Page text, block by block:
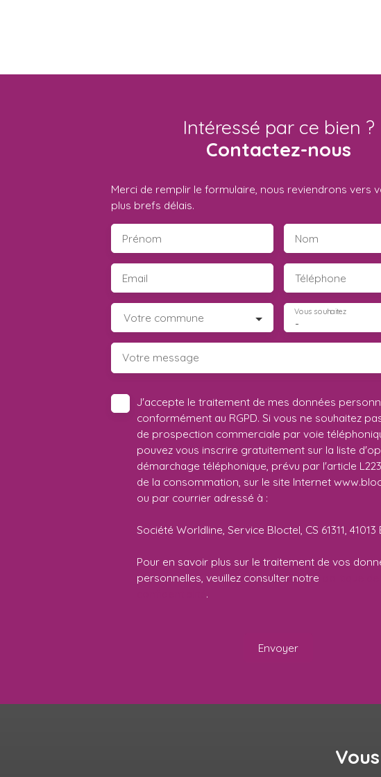
Intéressé par ce bien ?
Contactez-nous
Merci de remplir le formulaire, nous reviendrons vers
plus brefs délais.
Prénom Nom
Email Téléphone
Votre commune -
Vous souhaitez
Votre message
J'accepte le traitement de mes données
conformément au RGPD. Si vous ne souhaitez
de prospection commerciale par voie
pouvez vous inscrire gratuitement sur la liste
démarchage téléphonique, prévu par l'article
de la consommation, sur le site Internet
ou par courrier adressé à :
Société Worldline, Service Bloctel, CS 61311, 41013
Pour en savoir plus sur le traitement de vos
personnelles, veuillez consulter notre
.
Envoyer